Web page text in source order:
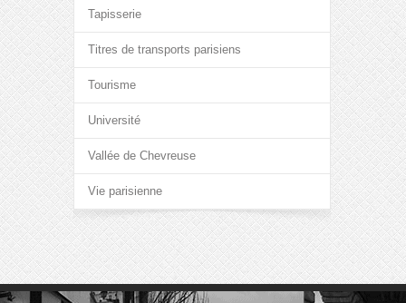
Tapisserie
Titres de transports parisiens
Tourisme
Université
Vallée de Chevreuse
Vie parisienne